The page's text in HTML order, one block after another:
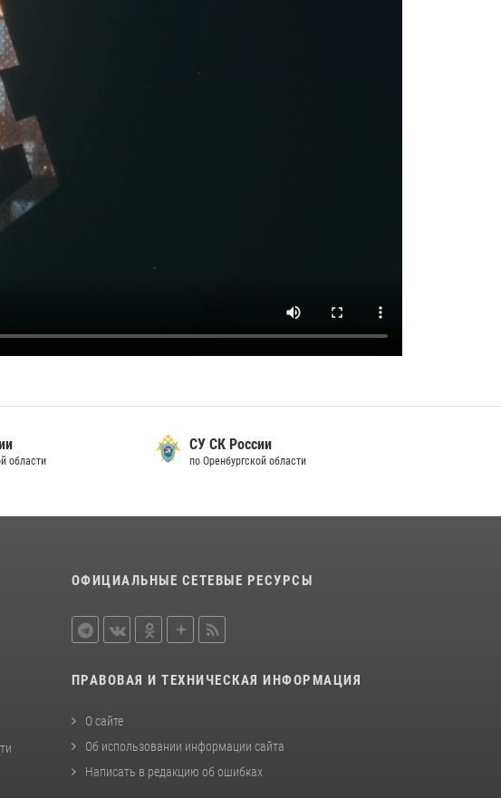
области
CУ СК России
по Оренбургской области
ОФИЦИАЛЬНЫЕ СЕТЕВЫЕ РЕСУРСЫ
ПРАВОВАЯ И ТЕХНИЧЕСКАЯ ИНФОРМАЦИЯ
О сайте
Об использовании информации сайта
Написать в редакцию об ошибках